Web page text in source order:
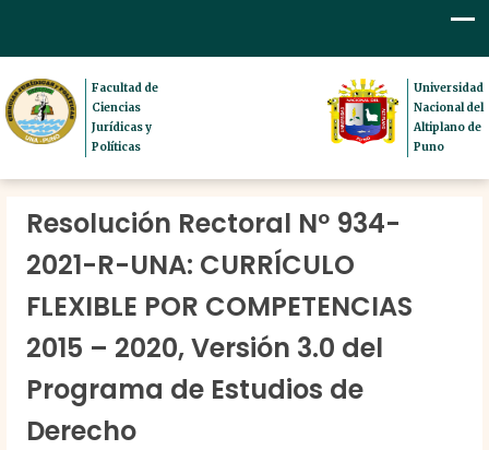
Facultad de
Ciencias
Jurídicas y
Políticas
Universidad
Nacional del
Altiplano de
Puno
Resolución Rectoral Nº 934-
2021-R-UNA: CURRÍCULO
FLEXIBLE POR COMPETENCIAS
2015 – 2020, Versión 3.0 del
Programa de Estudios de
Derecho